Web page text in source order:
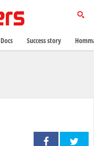
Success story